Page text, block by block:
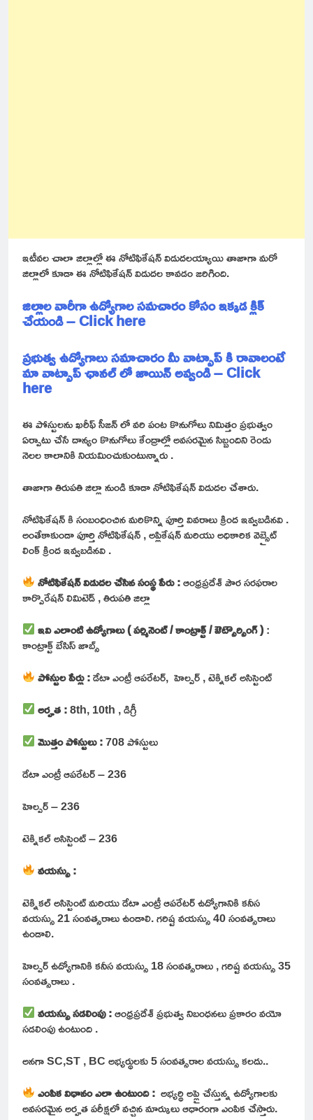
ఇటీవల చాలా జిల్లాల్లో ఈ నోటిఫికేషన్ విడుదలయ్యాయి తాజాగా మరో
జిల్లాలో కూడా ఈ నోటిఫికేషన్ విడుదల కావడం జరిగింది.
జిల్లాల వారీగా ఉద్యోగాల సమచారం కోసం ఇక్కడ క్లిక్
చేయండి – Click here
ప్రభుత్వ ఉద్యోగాలు సమాచారం మీ వాట్సాప్ కి రావాలంటే
మా వాట్సాప్ ఛానల్ లో జాయిన్ అవ్వండి – Click
here
ఈ పోస్టులను ఖరీఫ్ సీజన్ లో వరి పంట కొనుగోలు నిమిత్తం ప్రభుత్వం
ఏర్పాటు చేసే దాన్యం కొనుగోలు కేంద్రాల్లో అవసరమైన సిబ్బందిని రెండు
నెలల కాలానికి నియమించుకుంటున్నారు .
తాజాగా తిరుపతి జిల్లా నుండి కూడా నోటిఫికేషన్ విడుదల చేశారు.
నోటిఫికేషన్ కి సంబంధించిన మరికొన్ని పూర్తి వివరాలు క్రింద ఇవ్వబడినవి .
అంతేకాకుండా పూర్తి నోటిఫికేషన్ , అప్లికేషన్ మరియు అధికారిక వెబ్సైట్
లింక్ క్రింద ఇవ్వబడినవి .
నోటిఫికేషన్ విడుదల చేసిన సంస్థ పేరు :ఆంధ్రప్రదేశ్ పౌర సరఫరాల
కార్పొరేషన్ లిమిటెడ్ , తిరుపతి జిల్లా
ఇవి ఎలాంటి ఉద్యోగాలు ( పర్మినెంట్ / కాంట్రాక్ట్ / ఔట్సౌర్సింగ్ ):
కాంట్రాక్ట్ బేసిస్ జాబ్స్
పోస్టుల పేర్లు :డేటా ఎంట్రీ ఆపరేటర్, హెల్పర్ , టెక్నికల్ అసిస్టెంట్
అర్హత :8th, 10th , డిగ్రీ
మొత్తం పోస్టులు :708 పోస్టులు
డేటా ఎంట్రీ ఆపరేటర్ – 236
హెల్పర్ – 236
టెక్నికల్ అసిస్టెంట్ – 236
వయస్సు :
టెక్నికల్ అసిస్టెంట్ మరియు డేటా ఎంట్రీ ఆపరేటర్ ఉద్యోగానికి కనీస
వయస్సు 21 సంవత్సరాలు ఉండాలి. గరిష్ట వయస్సు 40 సంవత్సరాలు
ఉండాలి.
హెల్పర్ ఉద్యోగానికి కనీస వయస్సు 18 సంవత్సరాలు , గరిష్ట వయస్సు 35
సంవత్సరాలు .
వయస్సు సడలింపు :ఆంధ్రప్రదేశ్ ప్రభుత్వ నిబంధనలు ప్రకారం వయో
సడలింపు ఉంటుంది .
అనగా SC,ST , BC అభ్యర్థులకు 5 సంవత్సరాల వయస్సు కలదు..
ఎంపిక విధానం ఎలా ఉంటుంది : అభ్యర్థి అప్లై చేస్తున్న ఉద్యోగాలకు
అవసరమైన అర్హత పరీక్షలో వచ్చిన మార్కులు ఆధారంగా ఎంపిక చేస్తారు.